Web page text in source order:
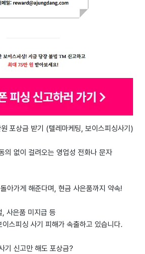
포상금 받기 (텔레마케팅, 보이스피싱사기)
없이 걸려오는 영업성 전화나 문자
아가게 해준다며, 현금 사은품까지 약속!
사은품 미지급 등
스피싱 사기 피해가 속출하고 있습니다.
기 신고만 해도 포상금?